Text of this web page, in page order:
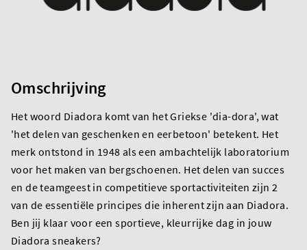
Omschrijving
Het woord Diadora komt van het Griekse 'dia-dora', wat
'het delen van geschenken en eerbetoon' betekent. Het
merk ontstond in 1948 als een ambachtelijk laboratorium
voor het maken van bergschoenen. Het delen van succes
en de teamgeest in competitieve sportactiviteiten zijn 2
van de essentiële principes die inherent zijn aan Diadora.
Ben jij klaar voor een sportieve, kleurrijke dag in jouw
Diadora sneakers?